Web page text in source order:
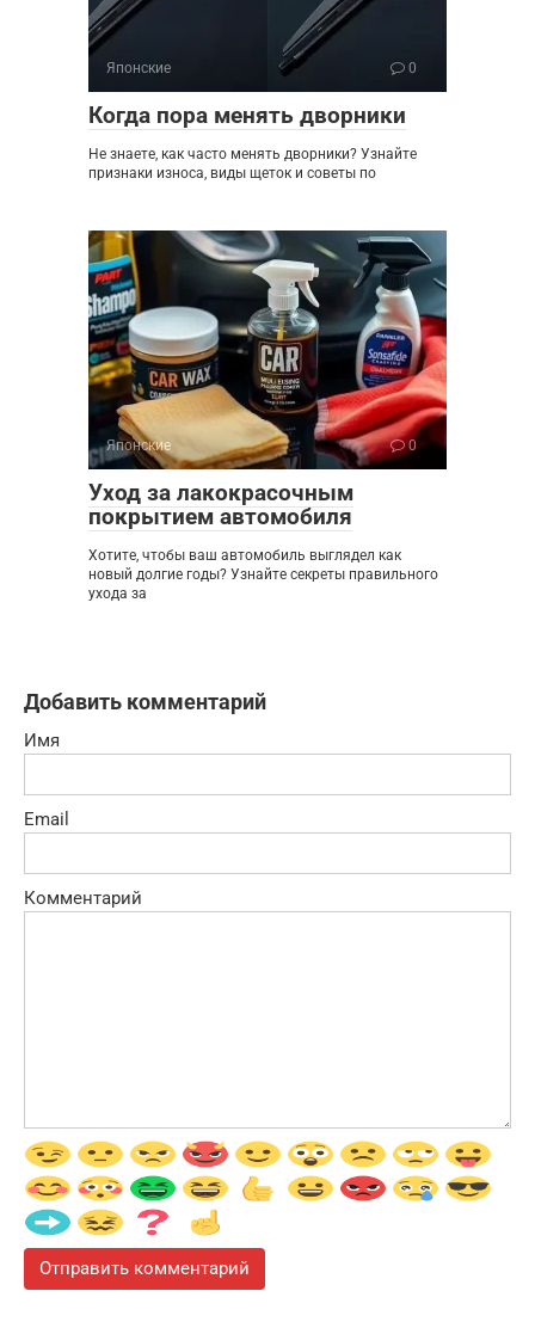
Японские 0
Когда пора менять дворники
Не знаете, как часто менять дворники? Узнайте
признаки износа, виды щеток и советы по
Японские 0
Уход за лакокрасочным
покрытием автомобиля
Хотите, чтобы ваш автомобиль выглядел как
новый долгие годы? Узнайте секреты правильного
ухода за
Добавить комментарий
Имя
Email
Комментарий